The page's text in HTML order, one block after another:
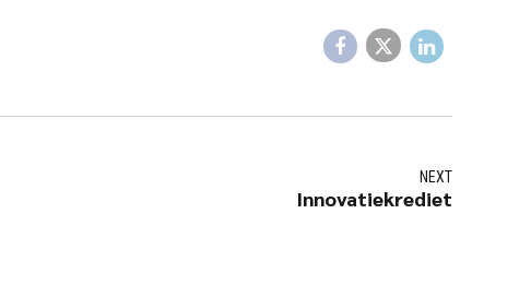
NEXT
Innovatiekrediet